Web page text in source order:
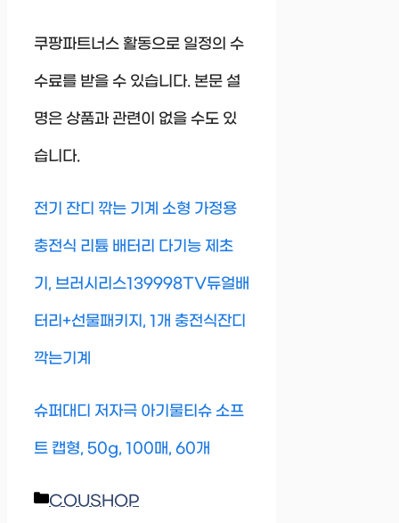
쿠팡파트너스 활동으로 일정의 수
수료를 받을 수 있습니다. 본문 설
명은 상품과 관련이 없을 수도 있
습니다.
전기 잔디 깎는 기계 소형 가정용
충전식 리튬 배터리 다기능 제초
기, 브러시리스139998TV듀얼배
터리+선물패키지, 1개 충전식잔디
깍는기계
슈퍼대디 저자극 아기물티슈 소프
트 캡형, 50g, 100매, 60개
Categories
COUSHOP